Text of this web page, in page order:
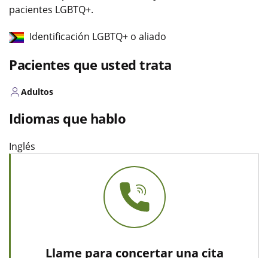
pacientes LGBTQ+.
Identificación LGBTQ+ o aliado
Pacientes que usted trata
Adultos
Idiomas que hablo
Inglés
Llame para concertar una cita